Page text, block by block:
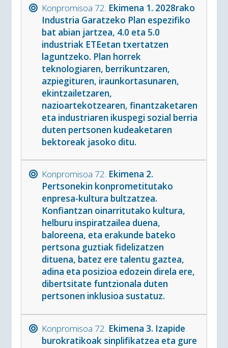
Konpromisoa 72. Ekimena 1. 2028rako
Industria Garatzeko Plan espezifiko
bat abian jartzea, 4.0 eta 5.0
industriak ETEetan txertatzen
laguntzeko. Plan horrek
teknologiaren, berrikuntzaren,
azpiegituren, iraunkortasunaren,
ekintzailetzaren,
nazioartekotzearen, finantzaketaren
eta industriaren ikuspegi sozial berria
duten pertsonen kudeaketaren
bektoreak jasoko ditu.
Konpromisoa 72. Ekimena 2.
Pertsonekin konprometitutako
enpresa-kultura bultzatzea.
Konfiantzan oinarritutako kultura,
helburu inspiratzailea duena,
baloreena, eta erakunde bateko
pertsona guztiak fidelizatzen
dituena, batez ere talentu gaztea,
adina eta posizioa edozein direla ere,
dibertsitate funtzionala duten
pertsonen inklusioa sustatuz.
Konpromisoa 72. Ekimena 3. Izapide
burokratikoak sinplifikatzea eta gure